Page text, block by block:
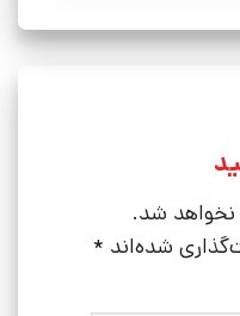
نخواهد شد.
شده‌اند *